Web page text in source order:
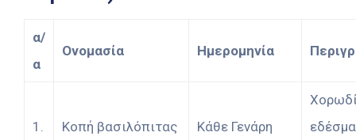
α/
α
Ονομασία Ημερομηνία
1. Κοπή βασιλόπιτας Κάθε Γενάρη